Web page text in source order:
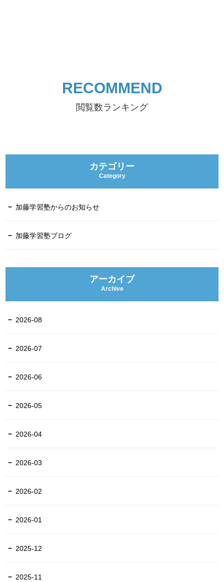
RECOMMEND
閲覧数ランキング
カテゴリー
Category
加藤学習塾からのお知らせ
加藤学習塾ブログ
アーカイブ
Archive
2026-08
2026-07
2026-06
2026-05
2026-04
2026-03
2026-02
2026-01
2025-12
2025-11